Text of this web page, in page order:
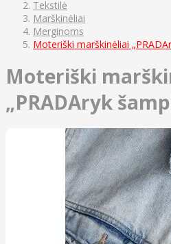
Tekstilė
Marškinėliai
Merginoms
Moteriški marškinėliai
Moteriški
„PRADAryk